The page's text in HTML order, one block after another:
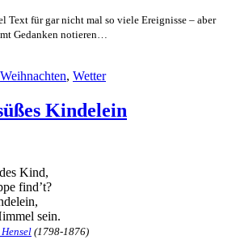
Text für gar nicht mal so viele Ereignisse – aber
Gedanken notieren…
Weihnachten, Wetter
Kindelein
Kind,
find’t?
sein.
(1798-1876)